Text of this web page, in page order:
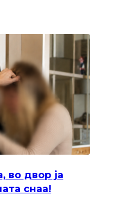
во двор ја
снаа!